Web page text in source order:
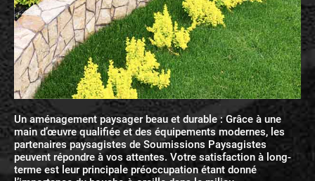
Un aménagement paysager beau et durable : Grâce à une
main d’œuvre qualifiée et des équipements modernes, les
partenaires paysagistes de Soumissions Paysagistes
peuvent répondre à vos attentes. Votre satisfaction à long-
terme est leur principale préoccupation étant donné